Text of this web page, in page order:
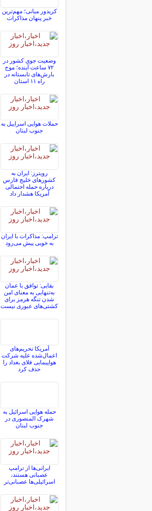
کریدور میانی؛ مهم‌ترین
خبر پنهان مذاکرات
وضعیت جوی کشور در
۷۲ ساعت آینده؛ موج
بارش‌های تابستانه در
راه ۱۱ استان
حملات هوایی اسراییل به
جنوب لبنان
رویترز: ایران به
کشورهای خلیج فارس
درباره حمله احتمالی
آمریکا هشدار داد
ترامپ: مذاکرات با ایران
به خوبی پیش می‌رود
بقایی: توافق با عمان
به‌تنهایی به معنای امن
شدن تنگه هرمز برای
کشتی‌های عبوری نیست
آمریکا تحریم‌های
اعمال‌شده علیه شرکت
هواپیمایی فلای بغداد را
حذف کرد
حمله هوایی اسرائیل به
شهرک المنصوری در
جنوب لبنان
ایرانی‌ها از ترامپ
عصبانی هستند،
اسرائیلی‌ها عصبانی‌تر